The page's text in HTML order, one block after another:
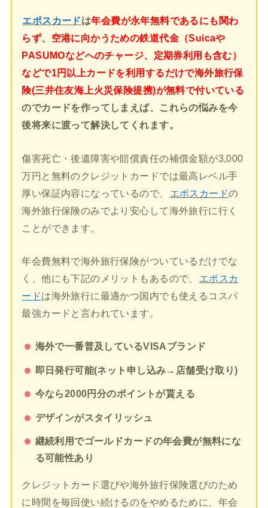
エポスカードは年会費が永年無料であるにも関わ
らず、空港に向かうための鉄道代金（Suicaや
PASUMOなどへのチャージ、定期券利用も含む）
などで1円以上カードを利用するだけで海外旅行保
険(三井住友海上火災保険提携)が無料で付いている
のでカードを作ってしまえば、これらの悩みを今
後将来に渡って解決してくれます。
傷害死亡・後遺障害や賠償責任の補償金額が3,000
万円と無料のクレジットカードでは最高レベル手
厚い保証内容になっているので、
エポスカードの
海外旅行保険のみでより安心して海外旅行に行く
ことができます。
年会費無料で海外旅行保険がついているだけでな
く、他にも下記のメリットもあるので、
エポスカ
ードは海外旅行に最適かつ国内でも使えるコスパ
最強カードと言われています。
海外で一番普及しているVISAブランド
即日発行可能(ネット申し込み→店舗受け取り)
今なら2000円分のポイントが貰える
デザインがスタイリッシュ
継続利用でゴールドカードの年会費が無料にな
る可能性あり
クレジットカード選びや海外旅行保険選びのため
に時間を毎回使い続けるのをやめるために、年会